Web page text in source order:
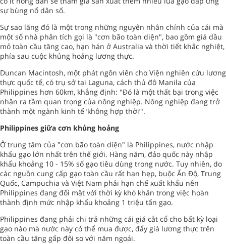
sự bùng nổ dân số.
Sự sao lãng đó là một trong những nguyên nhân chính của cái mà
một số nhà phân tích gọi là "cơn bão toàn diện", bao gồm giá dầu
mỏ toàn cầu tăng cao, hạn hán ở Australia và thời tiết khắc nghiệt,
phía sau cuộc khủng hoảng lương thực.
Duncan Macintosh, một phát ngôn viên cho Viện nghiên cứu lương
thực quốc tế, có trụ sở tại Laguna, cách thủ đô Manila của
Philippines hơn 60km, khẳng định: "Đó là một thất bại trong việc
nhận ra tầm quan trọng của nông nghiệp. Nông nghiệp đang trở
thành một ngành kinh tế ’không hợp thời’".
Philippines giữa cơn khủng hoảng
Ở trung tâm của "cơn bão toàn diện" là Philippines, nước nhập
khẩu gạo lớn nhất trên thế giới. Hàng năm, đảo quốc này nhập
khẩu khoảng 10 - 15% số gạo tiêu dùng trong nước. Tuy nhiên, do
các nguồn cung cấp gạo toàn cầu rất hạn hẹp, buộc Ấn Độ, Trung
Quốc, Campuchia và Việt Nam phải hạn chế xuất khẩu nên
Philippines đang đối mặt với thời kỳ khó khăn trong việc hoàn
thành định mức nhập khẩu khoảng 1 triệu tấn gạo.
Philippines đang phải chi trả những cái giá cắt cổ cho bất kỳ loại
gạo nào mà nước này có thể mua được, đẩy giá lương thực trên
toàn cầu tăng gấp đôi so với năm ngoái.